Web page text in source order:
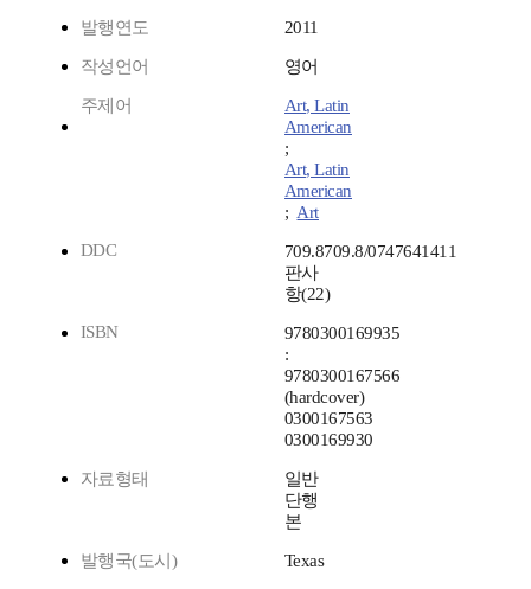
발행연도 2011
작성언어 영어
주제어
Art, Latin
American
;
Art, Latin
American
;Art
DDC
709.8709.8/0747641411
판사
항(22)
ISBN
9780300169935
:
9780300167566
(hardcover)
0300167563
0300169930
자료형태
일반
단행
본
발행국(도시) Texas